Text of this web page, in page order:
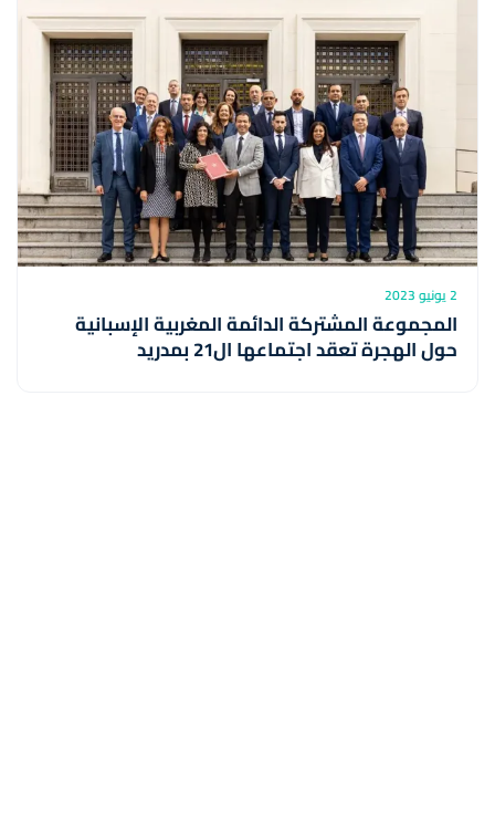
2 يونيو 2023
المجموعة المشتركة الدائمة المغربية الإسبانية
حول الهجرة تعقد اجتماعها ال21 بمدريد